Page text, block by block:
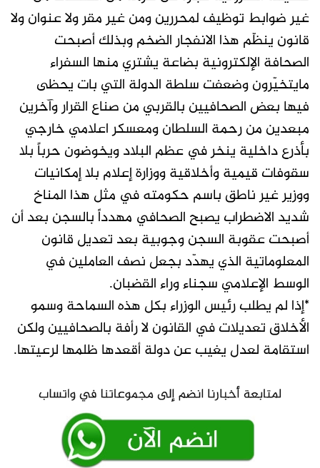
غير ضوابط توظيف لمحررين ومن غير مقر ولا عنوان ولا
قانون ينظّم هذا الانفجار الضخم وبذلك أصبحت
الصحافة الإلكترونية بضاعة يشتري منها السفراء
مايتخيّرون وضعفت سلطة الدولة التي بات يحظى
فيها بعض الصحافيين بالقربي من صناع القرار وآخرين
مبعدين من رحمة السلطان ومعسكر اعلامي خارجي
بأذرع داخلية ينخر في عظم البلاد ويخوضون حرباً بلا
سقوفات قيمية وأخلاقية ووزارة إعلام بلا إمكانيات
ووزير غير ناطق باسم حكومته في مثل هذا المناخ
شديد الاضطراب يصبح الصحافي مهدداً بالسجن بعد أن
أصبحت عقوبة السجن وجوبية بعد تعديل قانون
المعلوماتية الذي يهدّد بجعل نصف العاملين في
الوسط الإعلامي سجناء وراء القضبان.
*إذا لم يطلب رئيس الوزراء بكل هذه السماحة وسمو
الأخلاق تعديلات في القانون لا رأفة بالصحافيين ولكن
استقامة لعدل يغيب عن دولة أقعدها ظلمها لرعيتها.